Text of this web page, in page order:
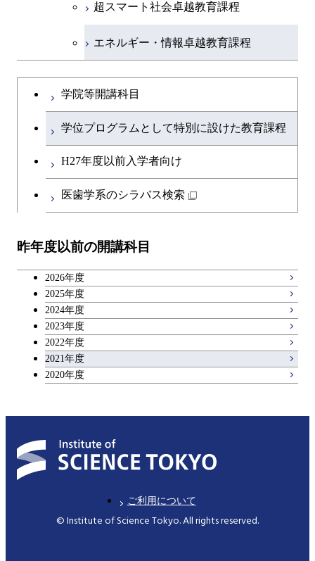
超スマート社会卓越教育課程
エネルギー・情報卓越教育課程
学院等開講科目
学位プログラムとして特別に設けた教育課程
H27年度以前入学者向け
医歯学系のシラバス検索
昨年度以前の開講科目
2026年度
2025年度
2024年度
2023年度
2022年度
2021年度
2020年度
ご利用について
© Institute of Science Tokyo. All rights reserved.